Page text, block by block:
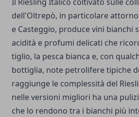
dell'Oltrepò, in particolare attorno
e Casteggio, produce vini bianchi
acidità e profumi delicati che
tiglio, la pesca bianca e, con
bottiglia, note petrolifere tipiche
raggiunge le complessità del
nelle versioni migliori ha una
che lo rendono tra i bianchi più